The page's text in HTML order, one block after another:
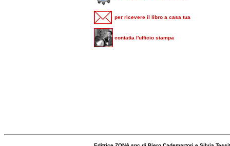
per ricevere il libro a casa tua
contatta l'ufficio stampa